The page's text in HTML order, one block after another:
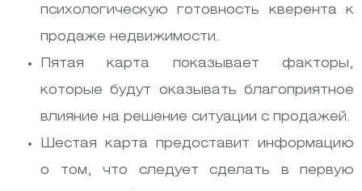
психологическую готовность кверента к
продаже недвижимости.
Пятая карта показывает факторы,
которые будут оказывать благоприятное
влияние на решение ситуации с продажей.
Шестая карта предоставит информацию
о том, что следует сделать в первую